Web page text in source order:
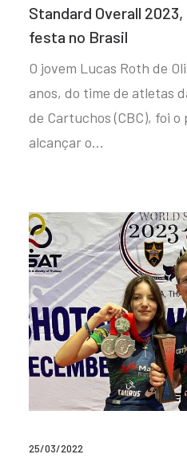
Standard Overall
festa no Brasil
O jovem Lucas Roth de
anos, do time de atletas
de Cartuchos (CBC), foi
alcançar o…
25/03/2022